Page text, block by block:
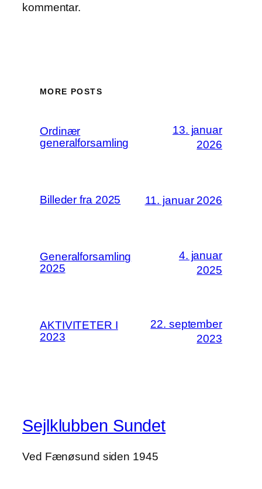
kommentar.
MORE POSTS
Ordinær
generalforsamling
13. januar
2026
Billeder fra 2025 11. januar 2026
Generalforsamling
2025
4. januar
2025
AKTIVITETER I
2023
22. september
2023
Sejlklubben Sundet
Ved Fænøsund siden 1945